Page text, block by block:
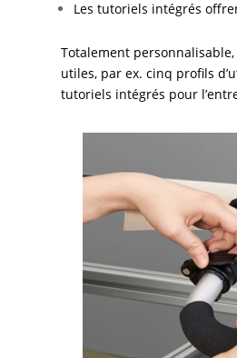
Les tutoriels intégrés
Totalement
utiles, par ex. cinq profils
tutoriels intégrés pour